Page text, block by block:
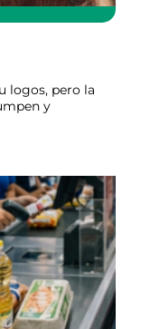
logos, pero la
y